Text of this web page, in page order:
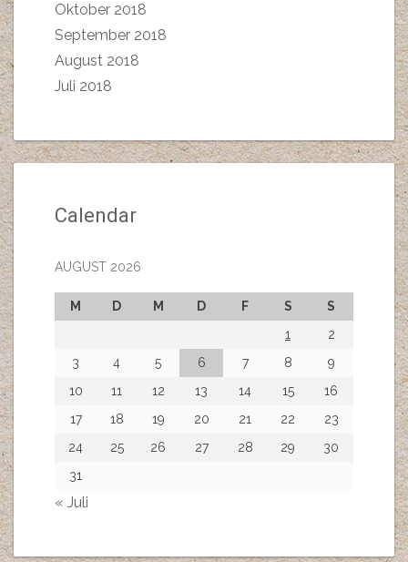
Oktober 2018
September 2018
August 2018
Juli 2018
Calendar
AUGUST 2026
M D M D F S
S
1
2
3
4 5 6 7 8
9
10
11 12 13 14 15
16
17
18 19 20 21 22
23
24
25 26 27 28 29
30
31
« Juli